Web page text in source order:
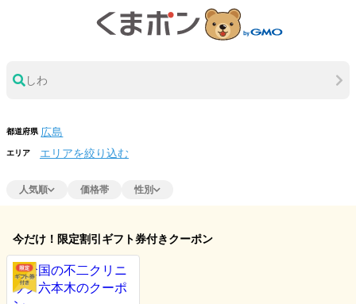
しわ
都道府県
エリア エリアを絞り込む
人気順 価格帯 性別
今だけ！限定割引ギフト券付きクーポン